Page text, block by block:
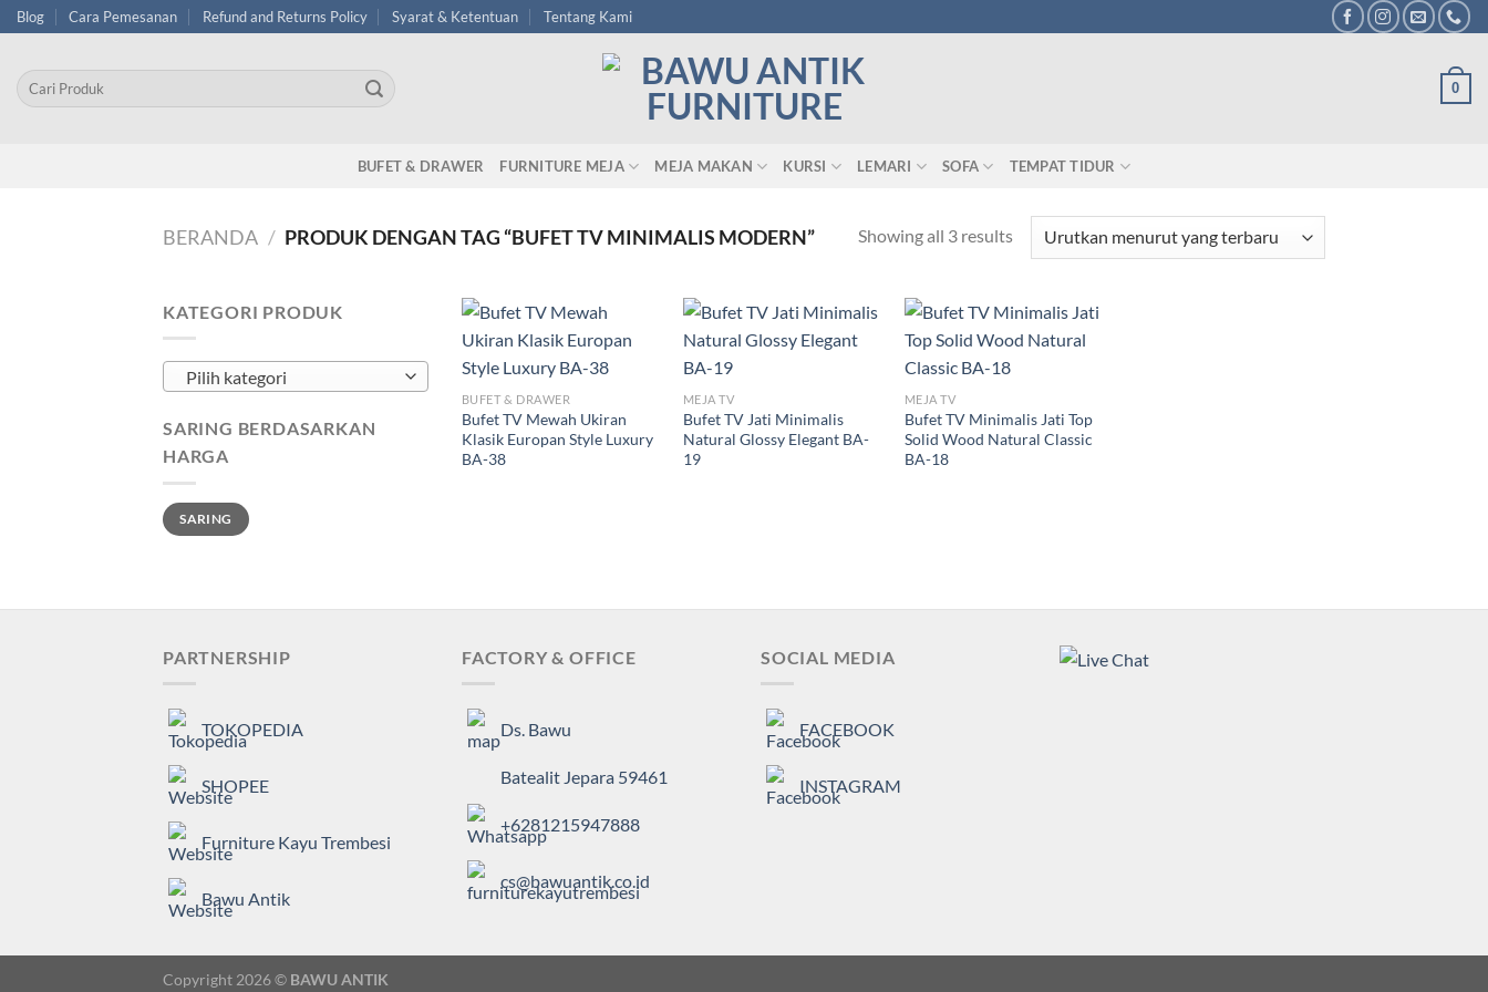
Skip
to
content
Blog Cara Pemesanan Refund and Returns Policy Syarat & Ketentuan Tentang Kami
Pencarian
untuk:
0
BUFET & DRAWER FURNITURE MEJA MEJA MAKAN KURSI LEMARI SOFA TEMPAT TIDUR
BERANDA / PRODUK DENGAN TAG “BUFET TV MINIMALIS MODERN” Showing all 3 results
KATEGORI PRODUK
Pilih kategori
SARING BERDASARKAN
HARGA
Harga
terendah
Harga
tertinggi
SARING
BUFET & DRAWER
Bufet TV Mewah Ukiran
Klasik Europan Style Luxury
BA-38
MEJA TV
Bufet TV Jati Minimalis
Natural Glossy Elegant BA-
19
MEJA TV
Bufet TV Minimalis Jati Top
Solid Wood Natural Classic
BA-18
PARTNERSHIP
TOKOPEDIA
SHOPEE
Furniture Kayu Trembesi
Bawu Antik
FACTORY & OFFICE
Ds. Bawu
Batealit Jepara 59461
+6281215947888
cs@bawuantik.co.id
SOCIAL MEDIA
FACEBOOK
INSTAGRAM
Copyright 2026 © BAWU ANTIK